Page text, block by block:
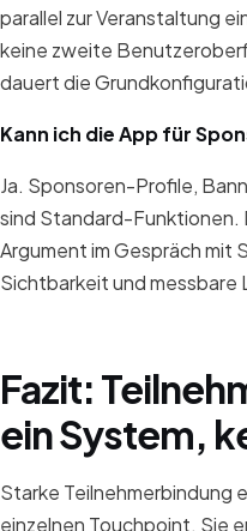
parallel zur Veranstaltung
keine zweite
dauert die
Kann ich die App für
Ja. Sponsoren-Profile,
sind Standard-Funktionen.
Argument im Gespräch mit
Sichtbarkeit und messbare
Fazit:
ein System,
Starke Teilnehmerbindung
einzelnen Touchpoint. Sie